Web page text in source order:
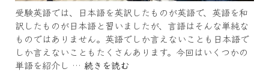
受験英語では、日本語を英訳したものが英語で、英語を和
訳したものが日本語と習いましたが、言語はそんな単純な
ものではありません。英語でしか言えないことも日本語で
しか言えないこともたくさんあります。今回はいくつかの
単語を紹介し … 続きを読む